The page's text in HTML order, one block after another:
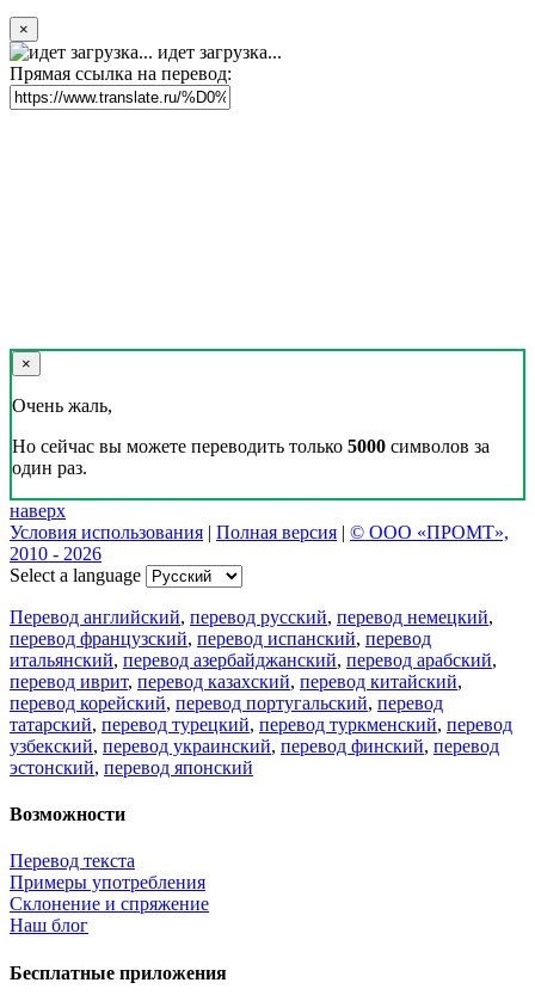
×
идет загрузка...
Прямая ссылка на перевод:
×
Очень жаль,
Но сейчас вы можете переводить только 5000 символов за
один раз.
наверх
Условия использования | Полная версия | © ООО «ПРОМТ»,
2010 - 2026
Select a language
Перевод английский, перевод русский, перевод немецкий,
перевод французский, перевод испанский, перевод
итальянский, перевод азербайджанский, перевод арабский,
перевод иврит, перевод казахский, перевод китайский,
перевод корейский, перевод португальский, перевод
татарский, перевод турецкий, перевод туркменский, перевод
узбекский, перевод украинский, перевод финский, перевод
эстонский, перевод японский
Возможности
Перевод текста
Примеры употребления
Склонение и спряжение
Наш блог
Бесплатные приложения